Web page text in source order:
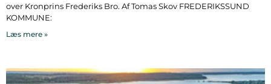
over Kronprins Frederiks Bro. Af Tomas Skov FREDERIKSSUND
KOMMUNE:
Læs mere »